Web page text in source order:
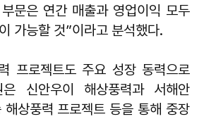
문은 연간 매출과 영업이익 모두
가능할 것”이라고 분석했다.
프로젝트도 주요 성장 동력으로
은 신안우이 해상풍력과 서해안
상풍력 프로젝트 등을 통해 중장